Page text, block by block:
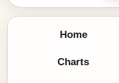
Home
Charts